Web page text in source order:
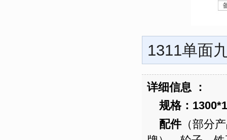
1311单面
详细信息 ：
规格：
配件（部分